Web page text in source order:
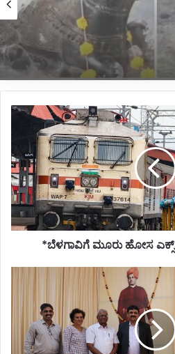
12 hours ago
*ದೇವಾಲಯದ ಶಿವಲಿಂಗ, ನಂದಿ,
ದಾಖಲು*
*ಬೆಳಗಾವಿಗೆ
ಎಕ್ಸ್‌ಪ್ರೆಸ್
ರೈಲುಗಳ
ಆರಂಭ*
*ಬೆಳಗಾವಿಗೆ ಮೂರು ಹೋಸ
*ಪ್ರಜಾಸತ್ತಾತ್ಮಕತೆ
ಭಾಗವಾಗದೆ
ವರ್ತಮಾನದ
ವಿದ್ಯಮಾನವಾಗಬೇಕು: